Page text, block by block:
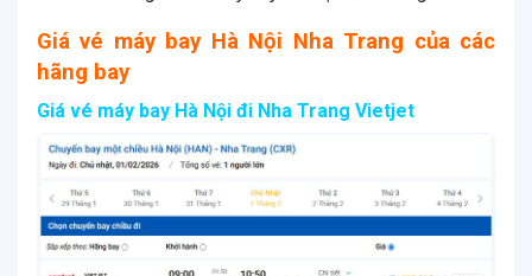
Giá vé máy bay Hà Nội Nha Trang của các
hãng bay
Giá vé máy bay Hà Nội đi Nha Trang Vietjet